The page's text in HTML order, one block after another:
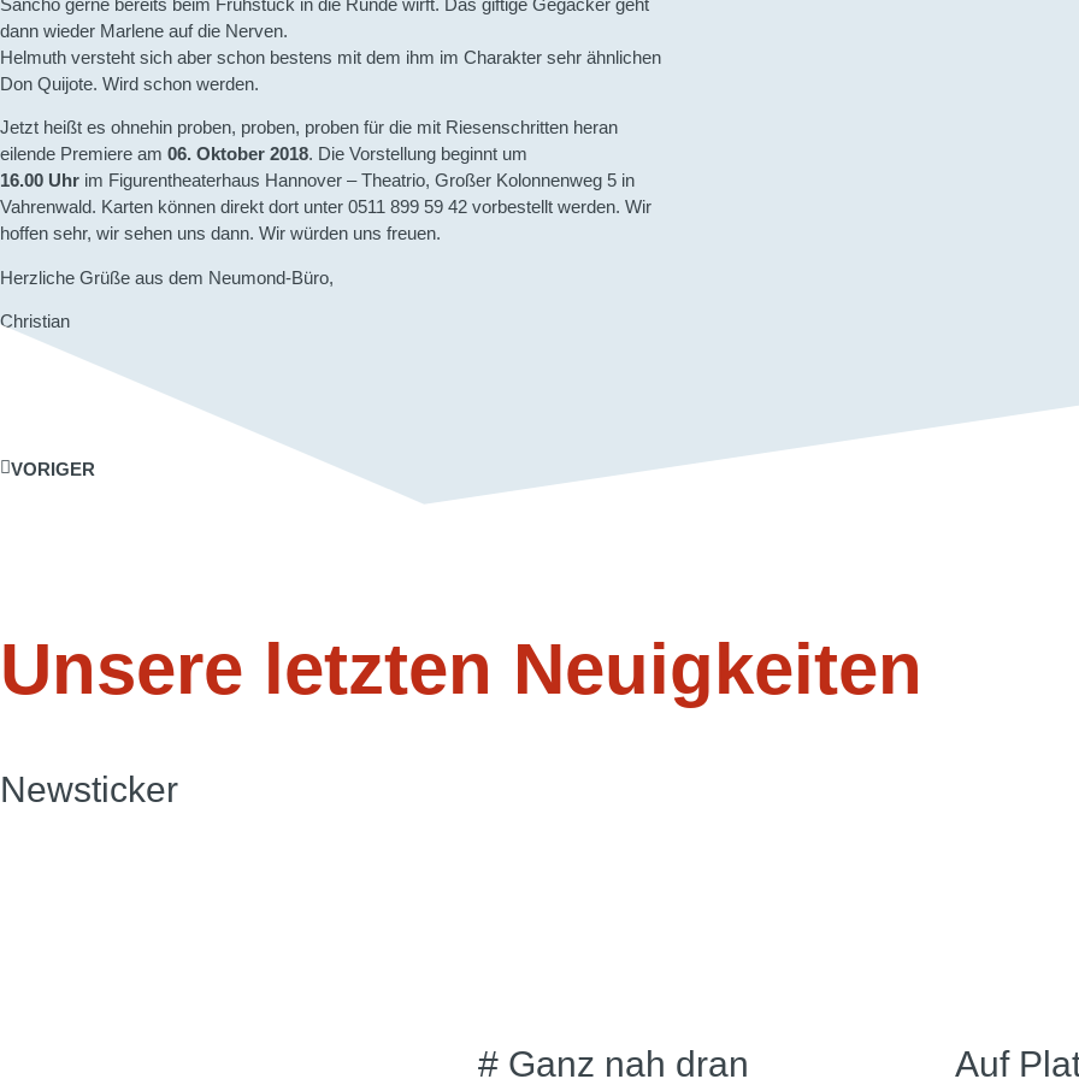
dann wieder Marlene auf die Nerven.
Helmuth versteht sich aber schon bestens mit dem ihm im Charakter sehr ähnlichen
Don Quijote. Wird schon werden.
Jetzt heißt es ohnehin proben, proben, proben für die mit Riesenschritten heran
eilende Premiere am 06. Oktober 2018. Die Vorstellung beginnt um
16.00 Uhr im Figurentheaterhaus Hannover – Theatrio, Großer Kolonnenweg 5 in
Vahrenwald. Karten können direkt dort unter 0511 899 59 42 vorbestellt werden. Wir
hoffen sehr, wir sehen uns dann. Wir würden uns freuen.
Herzliche Grüße aus dem Neumond-Büro,
Christian
VORIGER
Unsere letzten Neuigkeiten
Newsticker
# Ganz nah dran Auf